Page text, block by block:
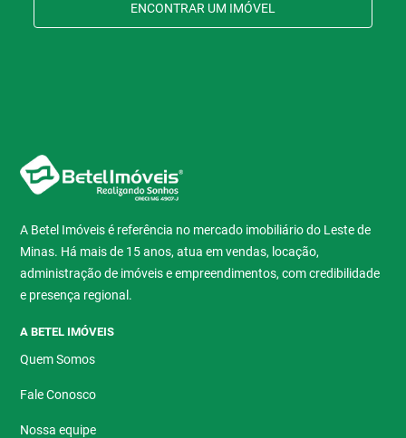
ENCONTRAR UM IMÓVEL
A Betel Imóveis é referência no mercado imobiliário do Leste de
Minas. Há mais de 15 anos, atua em vendas, locação,
administração de imóveis e empreendimentos, com credibilidade
e presença regional.
A BETEL IMÓVEIS
Quem Somos
Fale Conosco
Nossa equipe